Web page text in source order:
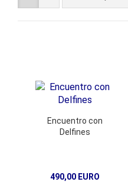
Encuentro con
Delfines
490,00 EURO